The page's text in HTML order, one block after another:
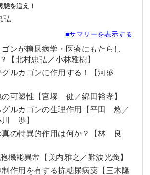
を追え！
弘
■サマリーを表示する
ンが糖尿病学・医療にもたらし
【北村忠弘／小林雅樹】
グルカゴンに作用する！【河盛
可塑性【宮塚 健／綿田裕孝】
グルカゴンの生理作用【平田 悠／
川 渉】
真の特異的作用は何か？【林 良
機能異常【美内雅之／難波光義】
作用を有する抗糖尿病薬【三木隆